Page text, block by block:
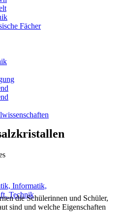
Fächer
Informatik,
Technik
die Schülerinnen und Schüler,
sind und welche Eigenschaften